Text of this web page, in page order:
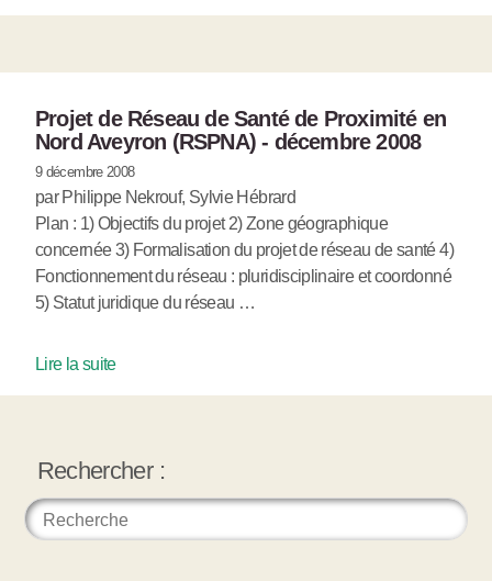
Projet de Réseau de Santé de Proximité en
Nord Aveyron (RSPNA) - décembre 2008
9 décembre 2008
par Philippe Nekrouf, Sylvie Hébrard
Plan : 1) Objectifs du projet 2) Zone géographique
concernée 3) Formalisation du projet de réseau de santé 4)
Fonctionnement du réseau : pluridisciplinaire et coordonné
5) Statut juridique du réseau …
Lire la suite
Rechercher :